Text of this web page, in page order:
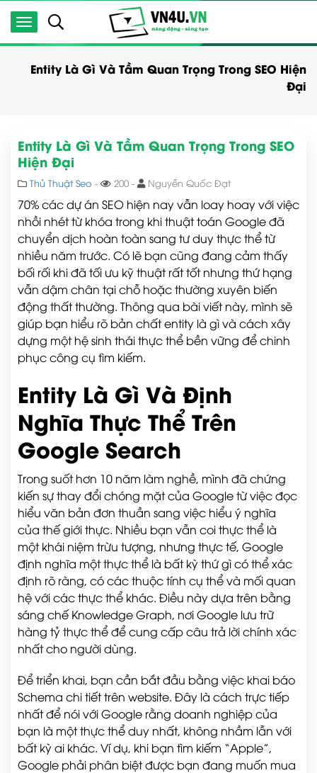
Entity Là Gì Và Tầm Quan Trọng Trong SEO Hiện
Đại
Entity Là Gì Và Tầm Quan Trọng Trong SEO
Hiện Đại
Thủ Thuật Seo - 200 - Nguyễn Quốc Đạt
70% các dự án SEO hiện nay vẫn loay hoay với việc
nhồi nhét từ khóa trong khi thuật toán Google đã
chuyển dịch hoàn toàn sang tư duy thực thể từ
nhiều năm trước. Có lẽ bạn cũng đang cảm thấy
bối rối khi đã tối ưu kỹ thuật rất tốt nhưng thứ hạng
vẫn dậm chân tại chỗ hoặc thường xuyên biến
động thất thường. Thông qua bài viết này, mình sẽ
giúp bạn hiểu rõ bản chất entity là gì và cách xây
dựng một hệ sinh thái thực thể bền vững để chinh
phục công cụ tìm kiếm.
Entity Là Gì Và Định
Nghĩa Thực Thể Trên
Google Search
Trong suốt hơn 10 năm làm nghề, mình đã chứng
kiến sự thay đổi chóng mặt của Google từ việc đọc
hiểu văn bản đơn thuần sang việc hiểu ý nghĩa
của thế giới thực. Nhiều bạn vẫn coi thực thể là
một khái niệm trừu tượng, nhưng thực tế, Google
định nghĩa một thực thể là bất kỳ thứ gì có thể xác
định rõ ràng, có các thuộc tính cụ thể và mối quan
hệ với các thực thể khác. Điều này dựa trên bằng
sáng chế Knowledge Graph, nơi Google lưu trữ
hàng tỷ thực thể để cung cấp câu trả lời chính xác
nhất cho người dùng.
Để triển khai, bạn cần bắt đầu bằng việc khai báo
Schema chi tiết trên website. Đây là cách trực tiếp
nhất để nói với Google rằng doanh nghiệp của
bạn là một thực thể duy nhất, không nhầm lẫn với
bất kỳ ai khác. Ví dụ, khi bạn tìm kiếm “Apple”,
Google phải phân biệt được bạn đang muốn mua